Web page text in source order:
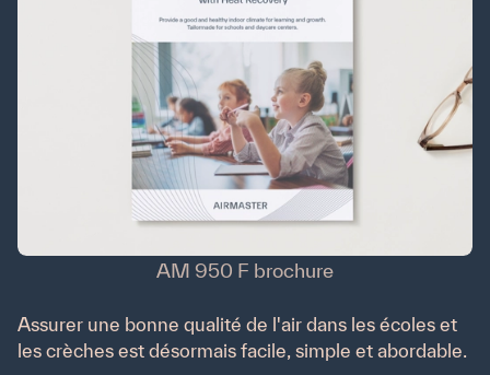
AM 950 F brochure
Assurer une bonne qualité de l'air dans les écoles et
les crèches est désormais facile, simple et abordable.
Inscrivez-vous à notre newsletter